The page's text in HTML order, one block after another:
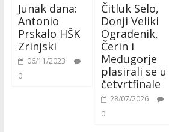
Junak dana:
Antonio
Prskalo HŠK
Zrinjski
06/11/2023
0
Čitluk Selo,
Donji Veliki
Ograđenik,
Čerin i
Međugorje
plasirali se u
četvrtfinale
28/07/2026
0